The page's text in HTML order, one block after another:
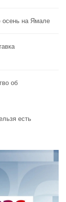
осень на Ямале
об
есть